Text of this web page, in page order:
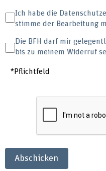
Ich habe die
stimme der Bearbeitung
Die BFH darf mir
bis zu meinem Widerruf
*Pflichtfeld
Abschicken